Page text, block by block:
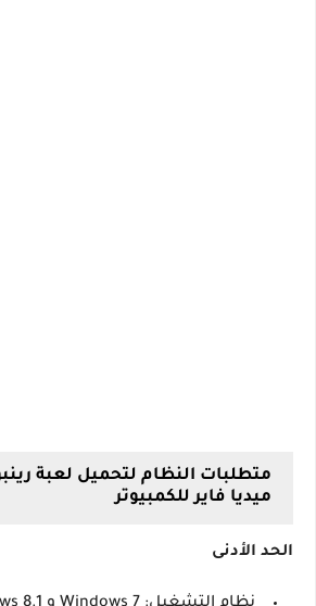
ميديا فاير للكمبيوتر
الحد الأدنى